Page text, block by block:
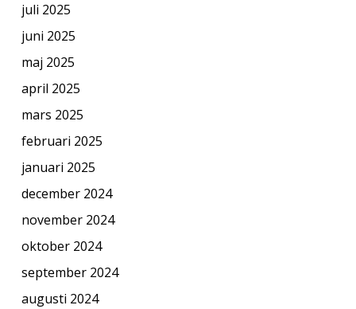
juli 2025
juni 2025
maj 2025
april 2025
mars 2025
februari 2025
januari 2025
december 2024
november 2024
oktober 2024
september 2024
augusti 2024